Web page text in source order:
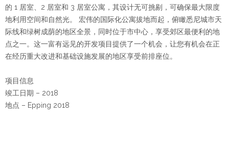
的 1 居室、2 居室和 3 居室公寓，其设计无可挑剔，可确保最大限度
地利用空间和自然光。 宏伟的国际化公寓拔地而起，俯瞰悉尼城市天
际线和绿树成荫的地区全景，同时位于市中心，享受郊区最便利的地
点之一。这一富有远见的开发项目提供了一个机会，让您有机会在正
在经历重大改进和基础设施发展的地区享受前排座位。
项目信息
竣工日期 – 2018
地点 – Epping 2018